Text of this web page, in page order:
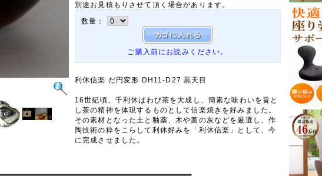
別途お見積もりさせて頂く場合があります。
数量：
ご購入前にお読みください。
利休信楽 だ円変形 DH11-D27 黒天目
16世紀頃、千利休はわび茶を大成し、簡素な味わいを旨と
し茶の精神を体現するものとして信楽焼きを好みました。
その素材となった土と釉薬、木や藁の灰などを厳選し、作
陶技術の粋をこらして利休好みを「利休信楽」として、今
に完成させました。